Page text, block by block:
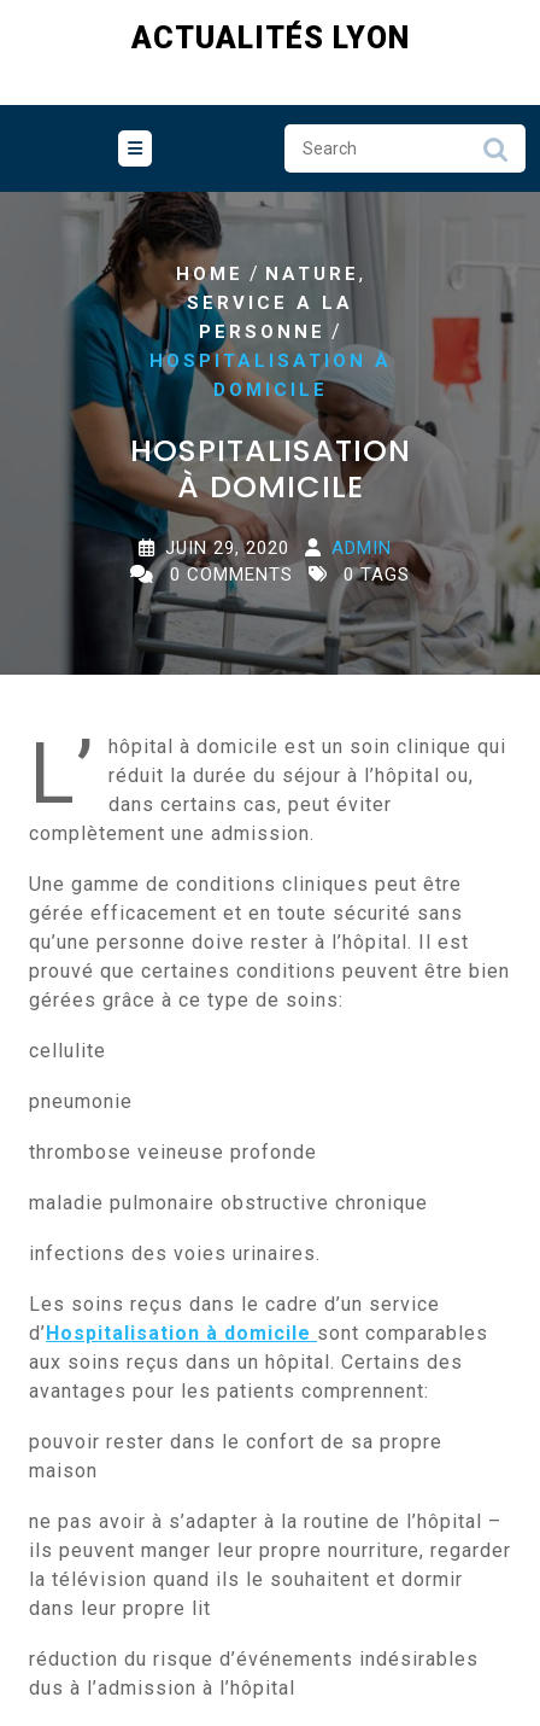
ACTUALITÉS LYON
HOME / NATURE ,
SERVICE A LA
PERSONNE /
HOSPITALISATION À
DOMICILE
HOSPITALISATION
À DOMICILE
JUIN 29, 2020
ADMIN
0 COMMENTS
0 TAGS
L’
hôpital à domicile est un soin clinique qui
réduit la durée du séjour à l’hôpital ou,
dans certains cas, peut éviter
complètement une admission.
Une gamme de conditions cliniques peut être
gérée efficacement et en toute sécurité sans
qu’une personne doive rester à l’hôpital. Il est
prouvé que certaines conditions peuvent être bien
gérées grâce à ce type de soins:
cellulite
pneumonie
thrombose veineuse profonde
maladie pulmonaire obstructive chronique
infections des voies urinaires.
Les soins reçus dans le cadre d’un service
d’Hospitalisation à domicile sont comparables
aux soins reçus dans un hôpital. Certains des
avantages pour les patients comprennent:
pouvoir rester dans le confort de sa propre
maison
ne pas avoir à s’adapter à la routine de l’hôpital –
ils peuvent manger leur propre nourriture, regarder
la télévision quand ils le souhaitent et dormir
dans leur propre lit
réduction du risque d’événements indésirables
dus à l’admission à l’hôpital